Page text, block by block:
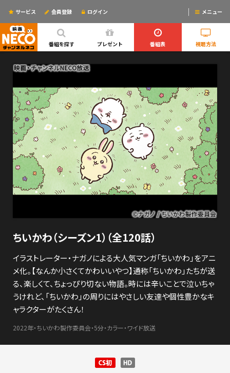
番組を探す プレゼント 番組表 視聴方法
サービス 会員登録 ログイン メニュー
ログインするとリマインドメールが使えるYO!
ちいかわ（シーズン1）（全120話）
イラストレーター・ナガノによる大人気マンガ「ちいかわ」をアニ
メ化。【なんか小さくてかわいいやつ】通称「ちいかわ」たちが送
る、楽しくて、ちょっぴり切ない物語。時には辛いことで泣いちゃ
うけれど、「ちいかわ」の周りにはやさしい友達や個性豊かなキ
ャラクターがたくさん！
2022年・ちいかわ製作委員会・5分・カラー・ワイド放送